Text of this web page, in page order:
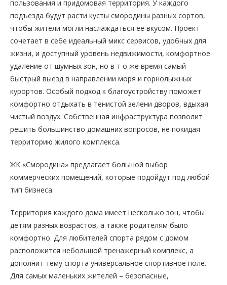
пользования и придомовая территория. У каждого
подъезда будут расти кусты смородины разных сортов,
чтобы жители могли наслаждаться ее вкусом. Проект
сочетает в себе идеальный микс сервисов, удобных для
жизни, и доступный уровень недвижимости, комфортное
удаление от шумных зон, но в т о же время самый
быстрый выезд в направлении моря и горнолыжных
курортов. Особый подход к благоустройству поможет
комфортно отдыхать в тенистой зелени дворов, вдыхая
чистый воздух. Собственная инфраструктура позволит
решить большинство домашних вопросов, не покидая
территорию жилого комплекса.
ЖК «Смородина» предлагает большой выбор
коммерческих помещений, которые подойдут под любой
тип бизнеса.
Территория каждого дома имеет несколько зон, чтобы
детям разных возрастов, а также родителям было
комфортно. Для любителей спорта рядом с домом
расположится небольшой тренажерный комплекс, а
дополнит тему спорта универсальное спортивное поле.
Для самых маленьких жителей – безопасные,